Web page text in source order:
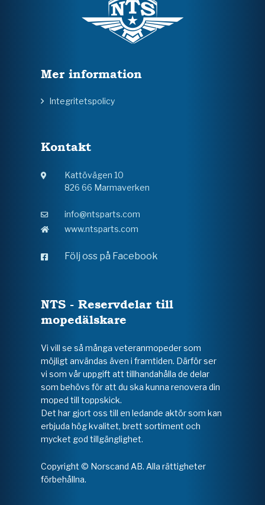
Mer information
Integritetspolicy
Kontakt
Kattövägen 10
826 66 Marmaverken
info@ntsparts.com
www.ntsparts.com
Följ oss på Facebook
NTS - Reservdelar till
mopedälskare
Vi vill se så många veteranmopeder som
möjligt användas även i framtiden. Därför ser
vi som vår uppgift att tillhandahålla de delar
som behövs för att du ska kunna renovera din
moped till toppskick.
Det har gjort oss till en ledande aktör som kan
erbjuda hög kvalitet, brett sortiment och
mycket god tillgänglighet.
Copyright © Norscand AB. Alla rättigheter
förbehållna.